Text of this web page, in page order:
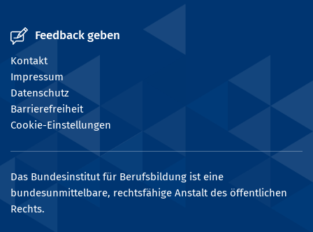
Feedback geben
Kontakt
Impressum
Datenschutz
Barrierefreiheit
Cookie-Einstellungen
Das Bundesinstitut für Berufsbildung ist eine
bundesunmittelbare, rechtsfähige Anstalt des öffentlichen
Rechts.